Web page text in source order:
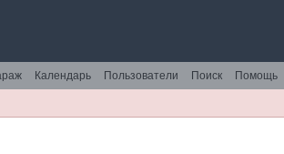
Помощь
Поиск
Пользователи
Календарь